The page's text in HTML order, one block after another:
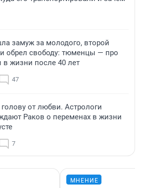
замуж за молодого, второй
и обрел свободу: тюменцы — про
в жизни после 40 лет
47
от любви. Астрологи
Раков о переменах в жизни
7
МНЕНИЕ